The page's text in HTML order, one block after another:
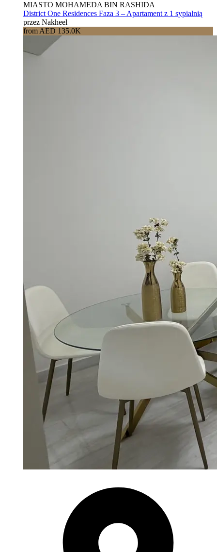
MIASTO MOHAMEDA BIN RASHIDA
District One Residences Faza 3 – Apartament z 1 sypialnią
przez Nakheel
from AED 135.0K